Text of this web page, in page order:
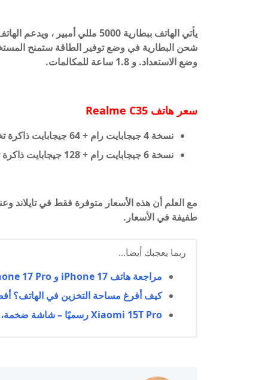
وضع الاستعداد. و 1.8 ساعة للمكالمات.
سعر هاتف Realme C35
نسخة 4 جيجابايت رام + 64 جيجابايت ذاكرة تخزين داخلية = 177 دولار
نسخة 6
جيجابايت رام + 128 جيجابايت
مع العلم أن هذه الأسعار متوفرة فقط في
طفيفة في الأسعار.
ربما يعجبك أيضا...
مراجعة هاتف iPhone 17 و iPhone 17 Pro و iPhone 17 Air
كيف أفرغ مساحة التخزين في الهاتف؟ أفضل 10 طرق فعالة لتحرير الذاكرة
Xiaomi 15T Pro رسميًا – شاشة ضخمة، بطارية عملاقة، وشحن صاروخي